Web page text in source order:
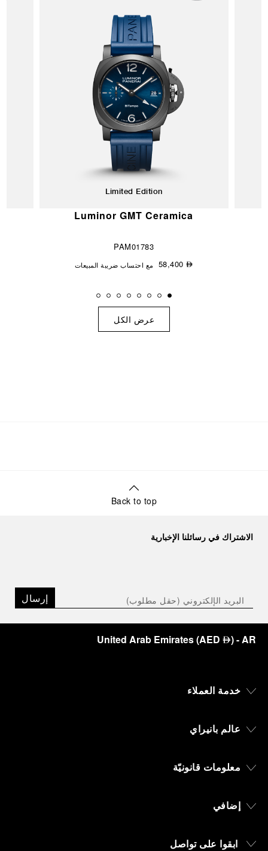
Limited Edition
Luminor GMT Ceramica
PAM01783
⃃
58,400 مع احتساب ضريبة المبيعات
عرض الكل
Back to top
الاشتراك في رسائلنا الإخبارية
إرسال
United Arab Emirates(AED ⃃)- AR
خدمة العملاء
عالم بانيراي
معلومات قانونيّة
إضافي
ابقوا على تواصل